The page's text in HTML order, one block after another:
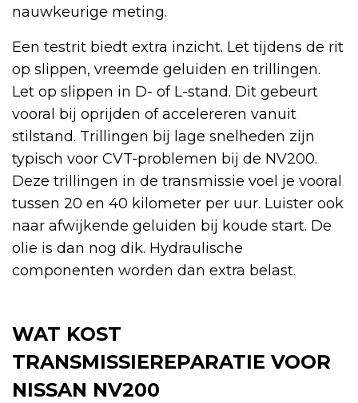
nauwkeurige meting.
Een testrit biedt extra inzicht. Let tijdens de rit
op slippen, vreemde geluiden en trillingen.
Let op slippen in D- of L-stand. Dit gebeurt
vooral bij oprijden of accelereren vanuit
stilstand. Trillingen bij lage snelheden zijn
typisch voor CVT-problemen bij de NV200.
Deze trillingen in de transmissie voel je vooral
tussen 20 en 40 kilometer per uur. Luister ook
naar afwijkende geluiden bij koude start. De
olie is dan nog dik. Hydraulische
componenten worden dan extra belast.
WAT KOST
TRANSMISSIEREPARATIE VOOR
NISSAN NV200